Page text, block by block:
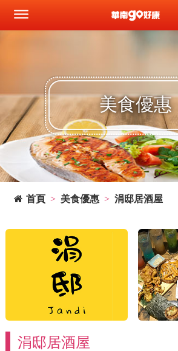
美食優惠
首頁 美食優惠 涓邸居酒屋
涓邸居酒屋